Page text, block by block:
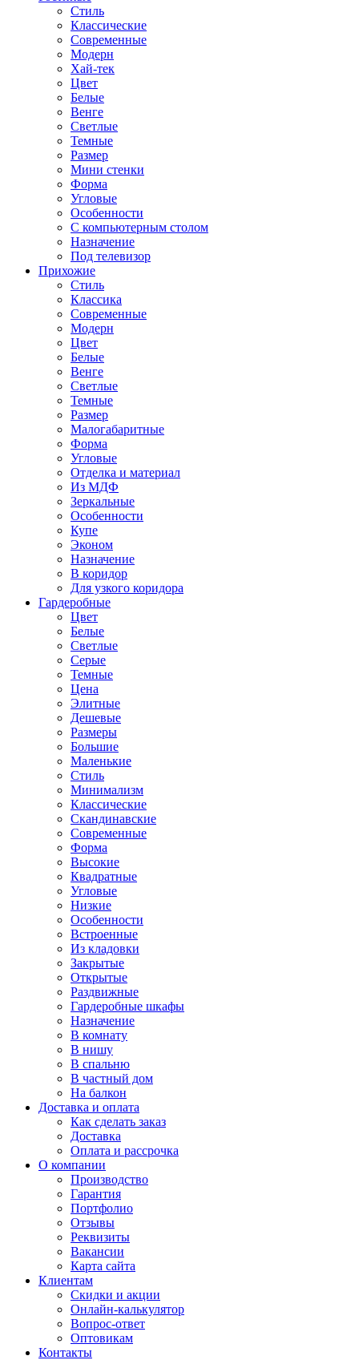
Стиль
Классические
Современные
Модерн
Хай-тек
Цвет
Белые
Венге
Светлые
Темные
Размер
Мини стенки
Форма
Угловые
Особенности
С компьютерным столом
Назначение
Под телевизор
Прихожие
Стиль
Классика
Современные
Модерн
Цвет
Белые
Венге
Светлые
Темные
Размер
Малогабаритные
Форма
Угловые
Отделка и материал
Из МДФ
Зеркальные
Особенности
Купе
Эконом
Назначение
В коридор
Для узкого коридора
Гардеробные
Цвет
Белые
Светлые
Серые
Темные
Цена
Элитные
Дешевые
Размеры
Большие
Маленькие
Стиль
Минимализм
Классические
Скандинавские
Современные
Форма
Высокие
Квадратные
Угловые
Низкие
Особенности
Встроенные
Из кладовки
Закрытые
Открытые
Раздвижные
Гардеробные шкафы
Назначение
В комнату
В нишу
В спальню
В частный дом
На балкон
Доставка и оплата
Как сделать заказ
Доставка
Оплата и рассрочка
О компании
Производство
Гарантия
Портфолио
Отзывы
Реквизиты
Вакансии
Карта сайта
Клиентам
Скидки и акции
Онлайн-калькулятор
Вопрос-ответ
Оптовикам
Контакты